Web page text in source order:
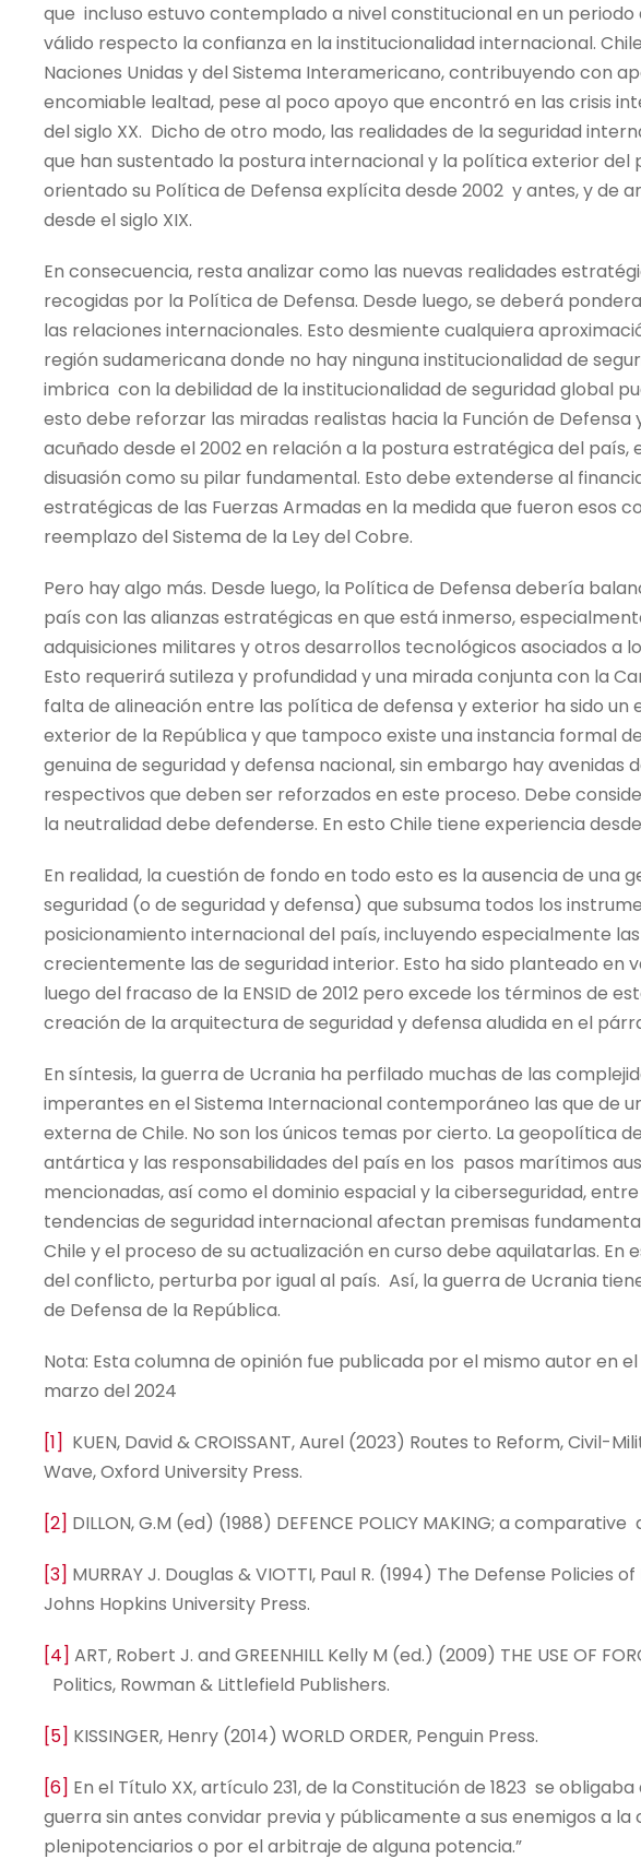
que incluso estuvo contemplado a nivel constitucional en un periodo
válido respecto la confianza en la institucionalidad internacional.
Naciones Unidas y del Sistema Interamericano, contribuyendo con
encomiable lealtad, pese al poco apoyo que encontró en las crisis
del siglo XX. Dicho de otro modo, las realidades de la seguridad
que han sustentado la postura internacional y la política exterior del
orientado su Política de Defensa explícita desde 2002 y antes, y de
desde el siglo XIX.
En consecuencia, resta analizar como las nuevas realidades
recogidas por la Política de Defensa. Desde luego, se deberá
las relaciones internacionales. Esto desmiente cualquiera
región sudamericana donde no hay ninguna institucionalidad de
imbrica con la debilidad de la institucionalidad de seguridad global
esto debe reforzar las miradas realistas hacia la Función de Defensa
acuñado desde el 2002 en relación a la postura estratégica del
disuasión como su pilar fundamental. Esto debe extenderse al
estratégicas de las Fuerzas Armadas en la medida que fueron esos
reemplazo del Sistema de la Ley del Cobre.
Pero hay algo más. Desde luego, la Política de Defensa debería
país con las alianzas estratégicas en que está inmerso,
adquisiciones militares y otros desarrollos tecnológicos asociados a
Esto requerirá sutileza y profundidad y una mirada conjunta con la
falta de alineación entre las política de defensa y exterior ha sido un
exterior de la República y que tampoco existe una instancia formal
genuina de seguridad y defensa nacional, sin embargo hay avenidas
respectivos que deben ser reforzados en este proceso. Debe
la neutralidad debe defenderse. En esto Chile tiene experiencia
En realidad, la cuestión de fondo en todo esto es la ausencia de una
seguridad (o de seguridad y defensa) que subsuma todos los
posicionamiento internacional del país, incluyendo especialmente
crecientemente las de seguridad interior. Esto ha sido planteado en
luego del fracaso de la ENSID de 2012 pero excede los términos de
creación de la arquitectura de seguridad y defensa aludida en el
En síntesis, la guerra de Ucrania ha perfilado muchas de las
imperantes en el Sistema Internacional contemporáneo las que de
externa de Chile. No son los únicos temas por cierto. La geopolítica
antártica y las responsabilidades del país en los pasos marítimos
mencionadas, así como el dominio espacial y la ciberseguridad,
tendencias de seguridad internacional afectan premisas
Chile y el proceso de su actualización en curso debe aquilatarlas.
del conflicto, perturba por igual al país. Así, la guerra de Ucrania
de Defensa de la República.
Nota: Esta columna de opinión fue publicada por el mismo autor en el
marzo del 2024
[1] KUEN, David & CROISSANT, Aurel (2023) Routes to Reform, Civil-
Wave, Oxford University Press.
[2] DILLON, G.M (ed) (1988) DEFENCE POLICY MAKING; a
[3] MURRAY J. Douglas & VIOTTI, Paul R. (1994) The Defense
Johns Hopkins University Press.
[4] ART, Robert J. and GREENHILL Kelly M (ed.) (2009) THE USE OF
Politics, Rowman & Littlefield Publishers.
[5] KISSINGER, Henry (2014) WORLD ORDER, Penguin Press.
[6] En el Título XX, artículo 231, de la Constitución de 1823 se
guerra sin antes convidar previa y públicamente a sus enemigos a
plenipotenciarios o por el arbitraje de alguna potencia.”